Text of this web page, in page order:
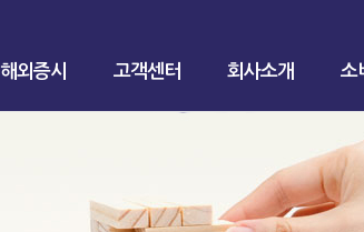
해외증시 고객센터 회사소개 소